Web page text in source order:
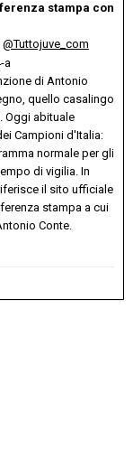
stampa con
@Tuttojuve_com
di Antonio
quello casalingo
Oggi abituale
Campioni d'Italia:
normale per gli
di vigilia. In
il sito ufficiale
stampa a cui
Conte.